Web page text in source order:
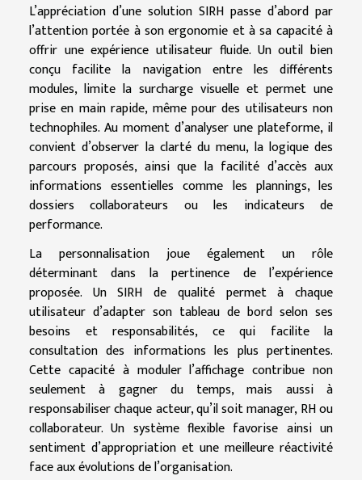
L’appréciation d’une solution SIRH passe d’abord par
l’attention portée à son ergonomie et à sa capacité à
offrir une expérience utilisateur fluide. Un outil bien
conçu facilite la navigation entre les différents
modules, limite la surcharge visuelle et permet une
prise en main rapide, même pour des utilisateurs non
technophiles. Au moment d’analyser une plateforme, il
convient d’observer la clarté du menu, la logique des
parcours proposés, ainsi que la facilité d’accès aux
informations essentielles comme les plannings, les
dossiers collaborateurs ou les indicateurs de
performance.
La personnalisation joue également un rôle
déterminant dans la pertinence de l’expérience
proposée. Un SIRH de qualité permet à chaque
utilisateur d’adapter son tableau de bord selon ses
besoins et responsabilités, ce qui facilite la
consultation des informations les plus pertinentes.
Cette capacité à moduler l’affichage contribue non
seulement à gagner du temps, mais aussi à
responsabiliser chaque acteur, qu’il soit manager, RH ou
collaborateur. Un système flexible favorise ainsi un
sentiment d’appropriation et une meilleure réactivité
face aux évolutions de l’organisation.